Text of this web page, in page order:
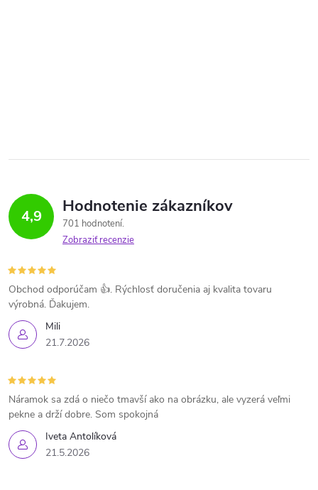
4,9 Hodnotenie zákazníkov
701 hodnotení
Zobraziť recenzie
Mili
21.7.2026
Obchod odporúčam 👍. Rýchlosť doručenia aj kvalita tovaru
výrobná. Ďakujem.
Iveta Antolíková
21.5.2026
Náramok sa zdá o niečo tmavší ako na obrázku, ale vyzerá veľmi
pekne a drží dobre. Som spokojná